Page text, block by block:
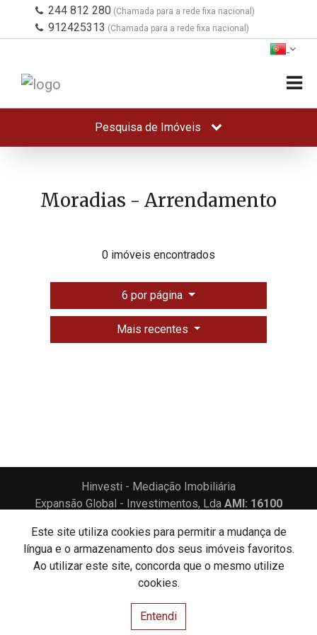
Este site utiliza cookies para permitir a mudança de
língua e o armazenamento dos seus imóveis favoritos.
Ao utilizar este site, concorda que o mesmo utilize
cookies.
Entendi
244 812 280 (Chamada para a rede fixa nacional)
912425313 (Chamada para a rede fixa nacional)
Pesquisa de Imóveis
Moradias - Arrendamento
0 imóveis encontrados
6 por página
Mais recentes
Hinvesti - Mediação Imobiliária
Expansão Global - Investimentos, Lda AMI: 16100
Centros de Resolução de Litígios
Política de Privacidade
Livro de Reclamações
©2026Powered by